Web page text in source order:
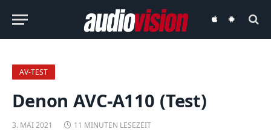
audiovisionaudiovision
AV-TEST
Denon AVC-A110 (Test)
3. MAI 2021 11 MINUTEN LESEZEIT